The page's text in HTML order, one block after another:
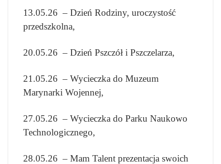
13.05.26 – Dzień Rodziny, uroczystość
przedszkolna,
20.05.26 – Dzień Pszczół i Pszczelarza,
21.05.26 – Wycieczka do Muzeum
Marynarki Wojennej,
27.05.26 – Wycieczka do Parku Naukowo
Technologicznego,
28.05.26 – Mam Talent prezentacja swoich